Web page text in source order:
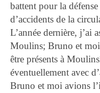
battent pour la
d’accidents de la
L’année dernière, j’ai
Moulins; Bruno et
être présents à
éventuellement avec
Bruno et moi avions